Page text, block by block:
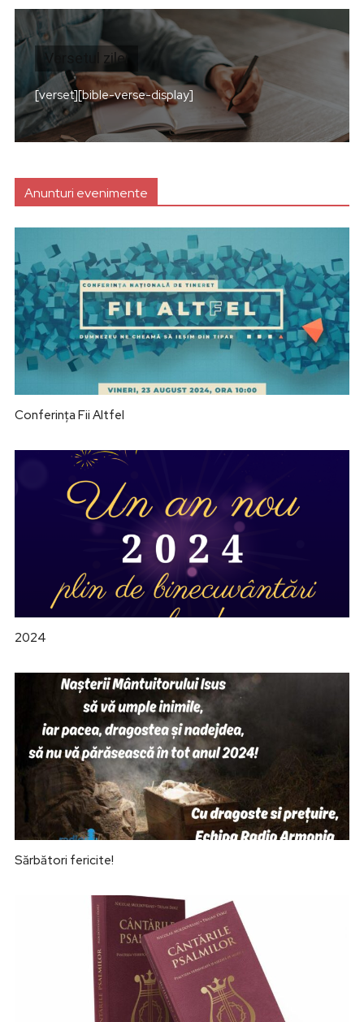
Versetul zilei
[verset][bible-verse-display]
Anunturi evenimente
Conferința Fii Altfel
2024
Sărbători fericite!